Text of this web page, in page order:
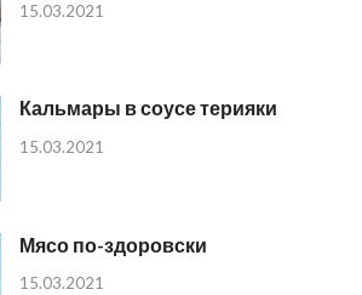
15.03.2021
Кальмары в соусе терияки
15.03.2021
Мясо по-здоровски
15.03.2021